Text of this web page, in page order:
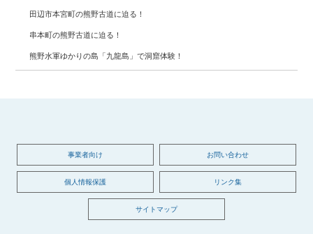
田辺市本宮町の熊野古道に迫る！
串本町の熊野古道に迫る！
熊野水軍ゆかりの島「九龍島」で洞窟体験！
事業者向け お問い合わせ
個人情報保護 リンク集
サイトマップ